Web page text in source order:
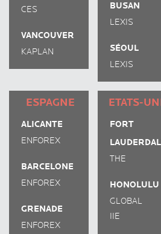
CES
VANCOUVER
KAPLAN
BUSAN
LEXIS
SÉOUL
LEXIS
GANGNAM
ESPAGNE
ALICANTE
ENFOREX
BARCELONE
ENFOREX
GRENADE
ENFOREX
ETATS-
FORT
THE
ACADEMY
HONOLULU
GLOBAL
VILLAGE
IIE